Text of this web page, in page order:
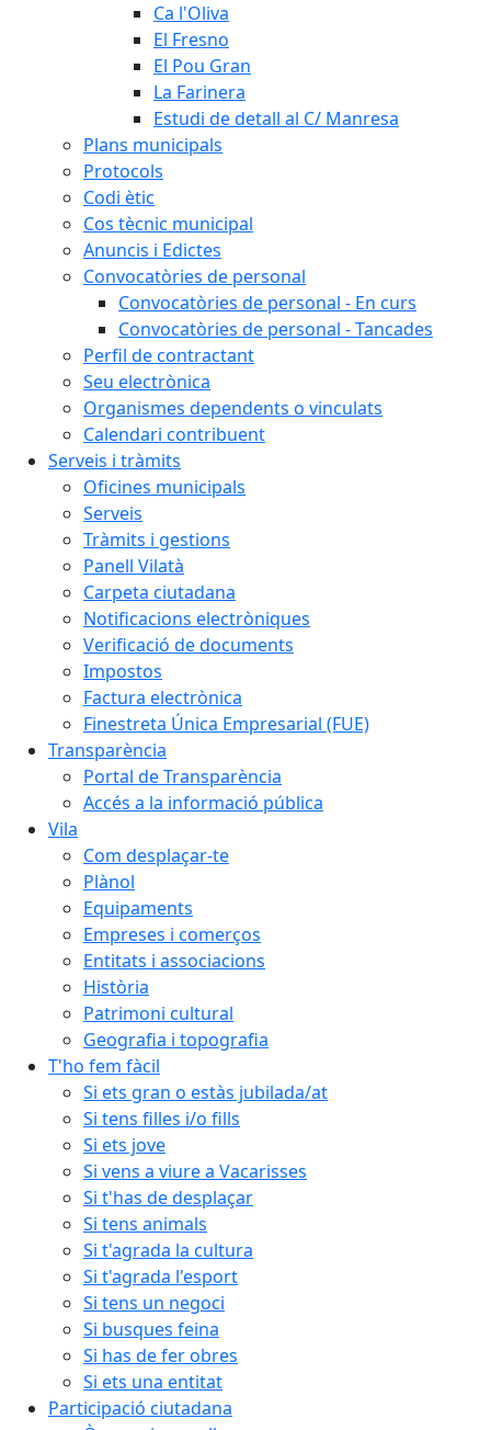
Ca l'Oliva
El Fresno
El Pou Gran
La Farinera
Estudi de detall al C/ Manresa
Plans municipals
Protocols
Codi ètic
Cos tècnic municipal
Anuncis i Edictes
Convocatòries de personal
Convocatòries de personal - En curs
Convocatòries de personal - Tancades
Perfil de contractant
Seu electrònica
Organismes dependents o vinculats
Calendari contribuent
Serveis i tràmits
Oficines municipals
Serveis
Tràmits i gestions
Panell Vilatà
Carpeta ciutadana
Notificacions electròniques
Verificació de documents
Impostos
Factura electrònica
Finestreta Única Empresarial (FUE)
Transparència
Portal de Transparència
Accés a la informació pública
Vila
Com desplaçar-te
Plànol
Equipaments
Empreses i comerços
Entitats i associacions
Història
Patrimoni cultural
Geografia i topografia
T'ho fem fàcil
Si ets gran o estàs jubilada/at
Si tens filles i/o fills
Si ets jove
Si vens a viure a Vacarisses
Si t'has de desplaçar
Si tens animals
Si t'agrada la cultura
Si t'agrada l'esport
Si tens un negoci
Si busques feina
Si has de fer obres
Si ets una entitat
Participació ciutadana